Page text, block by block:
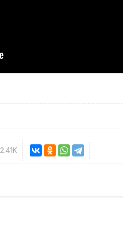
2.41K